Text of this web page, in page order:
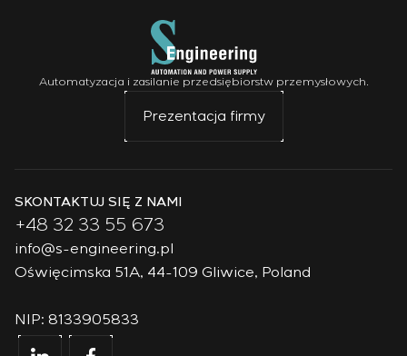
Automatyzacja i zasilanie przedsiębiorstw przemysłowych.
Prezentacja firmy
SKONTAKTUJ SIĘ Z NAMI
+48 32 33 55 673
info@s-engineering.pl
Oświęcimska 51A, 44-109 Gliwice, Poland
NIP: 8133905833